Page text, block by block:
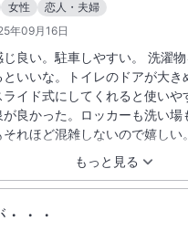
女性
恋人・夫婦
年09月16日
もっと見る
じ良い。駐車しやすい。 洗濯
いいな。トイレのドアが大き
ライド式にしてくれると使いや
が良かった。ロッカーも洗い場
れほど混雑しないので嬉しい。
・・